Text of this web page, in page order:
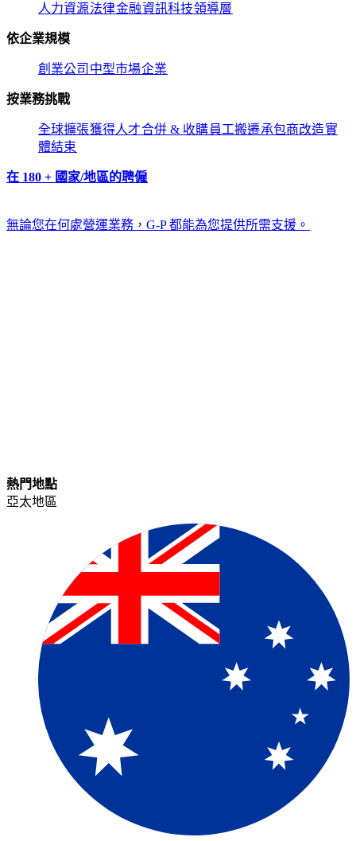
人力資源​​法律​​金融​​資訊科技​​領導層​​
依企業規模​​
創業公司​​ 中型市場​​企業​​
按業務挑戰​​
全球擴張​​獲得人才​​合併 & 收購​​員工搬遷​​承包商改造​​實
體結束​​
在 180 + 國家/地區的聘僱​​
無論您在何處營運業務，G-P 都能為您提供所需支援。​​
熱門地點​​
亞太地區​​